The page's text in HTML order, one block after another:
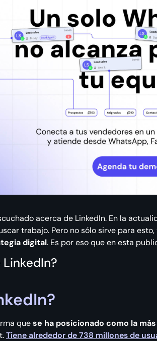
acerca de LinkedIn. En la
trabajo. Pero no sólo sirve para
digital. Es por eso que en esta
LinkedIn?
quese ha posicionado como la
Tiene alrededor de 738 millones de